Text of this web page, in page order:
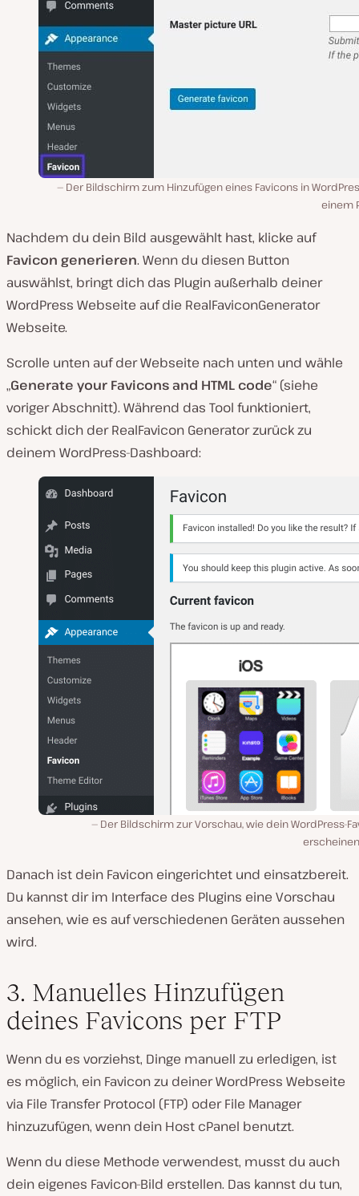
Der Bildschirm zum Hinzufügen eines Favicons in
einem
Nachdem du dein Bild ausgewählt hast, klicke auf
Favicon generieren. Wenn du diesen Button
auswählst, bringt dich das Plugin außerhalb deiner
WordPress Webseite auf die RealFaviconGenerator
Webseite.
Scrolle unten auf der Webseite nach unten und wähle
„Generate your Favicons and HTML code“ (siehe
voriger Abschnitt). Während das Tool funktioniert,
schickt dich der RealFavicon Generator zurück zu
deinem WordPress-Dashboard:
Der Bildschirm zur Vorschau, wie dein WordPress-
Danach ist dein Favicon eingerichtet und einsatzbereit.
Du kannst dir im Interface des Plugins eine Vorschau
ansehen, wie es auf verschiedenen Geräten aussehen
wird.
3. Manuelles Hinzufügen
deines Favicons per FTP
Wenn du es vorziehst, Dinge manuell zu erledigen, ist
es möglich, ein Favicon zu deiner WordPress Webseite
via File Transfer Protocol (FTP) oder File Manager
hinzuzufügen, wenn dein Host cPanel benutzt.
Wenn du diese Methode verwendest, musst du auch
dein eigenes Favicon-Bild erstellen. Das kannst du tun,